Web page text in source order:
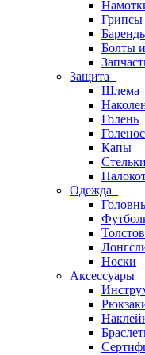
Грипсы
Болты
Защита
Шлема
Голень
Капы
Стельки
Одежда
Носки
Аксессуары